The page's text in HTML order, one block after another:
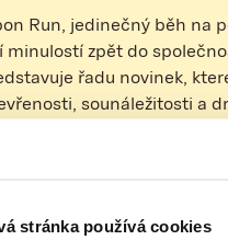
stránka používá cookies
Run, jedinečný běh na
minulostí zpět do
řadu novinek,
sounáležitosti a
podporují herec a
moderátorka a patronka